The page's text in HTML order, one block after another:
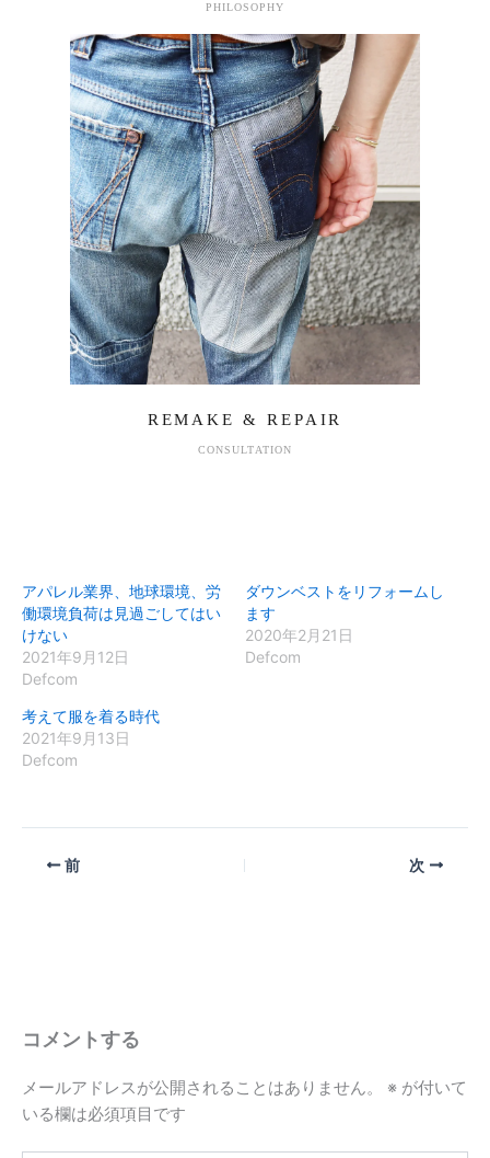
PHILOSOPHY
REMAKE & REPAIR
CONSULTATION
アパレル業界、地球環境、労
働環境負荷は見過ごしてはい
けない
2021年9月12日
Defcom
ダウンベストをリフォームし
ます
2020年2月21日
Defcom
考えて服を着る時代
2021年9月13日
Defcom
前 次
コメントする
メールアドレスが公開されることはありません。 ※ が付いて
いる欄は必須項目です